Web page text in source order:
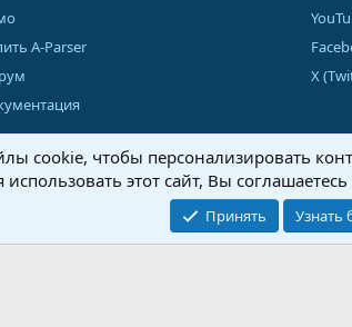
A-Parser
X
Обратная
Community platform by XenForo® ©
cookie, чтобы персонализировать
этот сайт, Вы
Принять